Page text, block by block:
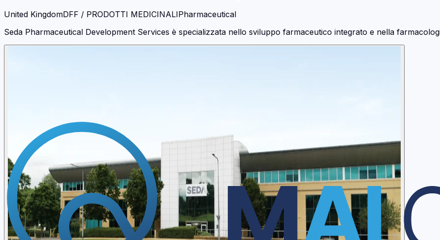
United KingdomDFF / PRODOTTI MEDICINALIPharmaceutical
Seda Pharmaceutical Development Services è specializzata nello sviluppo farmaceutico integrato e nella